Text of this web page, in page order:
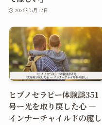
2026年5月12日
ヒプノセラピー体験談351
号ー光を取り戻した心 ―
インナーチャイルドの癒し